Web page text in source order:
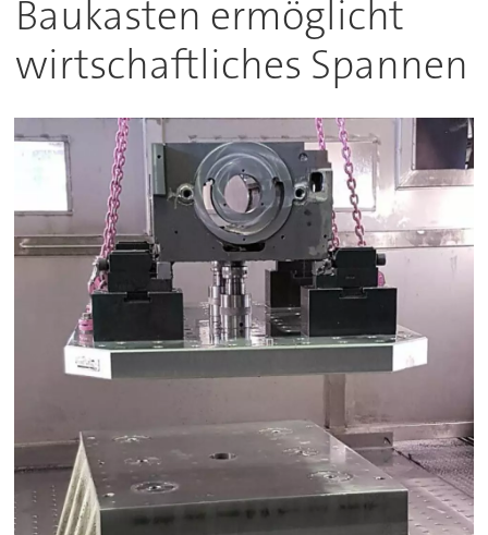
Baukasten ermöglicht
wirtschaftliches Spannen